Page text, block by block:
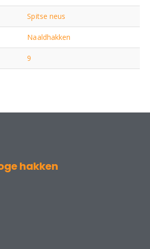
Spitse neus
Naaldhakken
9
hakken